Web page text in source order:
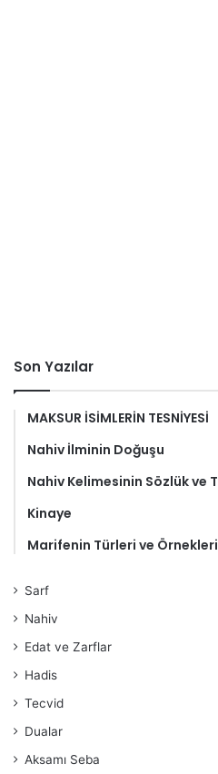
Son Yazılar
MAKSUR İSİMLERİN TESNİYESİ
Nahiv İlminin Doğuşu
Nahiv Kelimesinin Sözlük ve
Kinaye
Marifenin Türleri ve Örnekleri
Sarf
Nahiv
Edat ve Zarflar
Hadis
Tecvid
Dualar
Aksamı Seba